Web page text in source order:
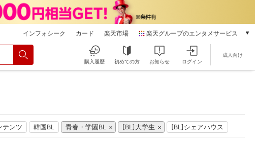
インフォシーク カード 楽天市場 楽天グループのエンタメサービス
本/ゲーム/CD/DVD
雑誌読み放題
楽天マガジン
動画配信
購入履歴 初めての方 お知らせ ログイン
成人向け
テンツ 韓国BL 青春・学園BL [BL]大学生 [BL]シェアハウス